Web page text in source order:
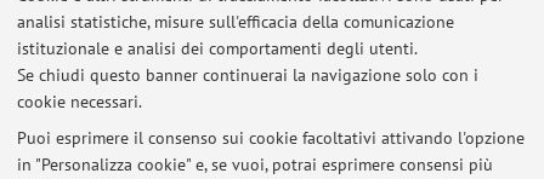
analisi statistiche, misure sull'efficacia della comunicazione
istituzionale e analisi dei comportamenti degli utenti.
Se chiudi questo banner continuerai la navigazione solo con i
cookie necessari.
Puoi esprimere il consenso sui cookie facoltativi attivando l'opzione
in "Personalizza cookie" e, se vuoi, potrai esprimere consensi più
Accedi tramiteloginper gestire tutti i contenuti del sito.
Zamboni, 33 - 40126 Bologna - Partita IVA: 01131710376
Privacy|Note legali |Impostazioni Cookie